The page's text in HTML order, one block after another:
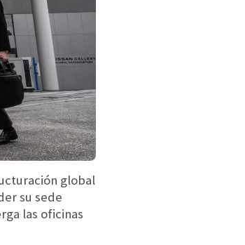
global
su sede
las oficinas